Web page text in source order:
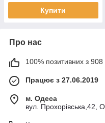
Купити
Про нас
100% позитивних з 908
Працює з 27.06.2019
м. Одеса
вул. Прохорівська,42,